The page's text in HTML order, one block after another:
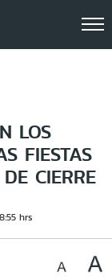
LOS
FIESTAS
CIERRE
hrs